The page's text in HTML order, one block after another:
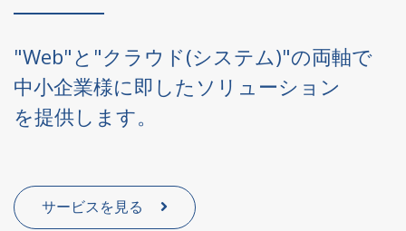
"Web"と"クラウド(システム)"の両軸で
中小企業様に即したソリューション
を提供します。
サービスを見る